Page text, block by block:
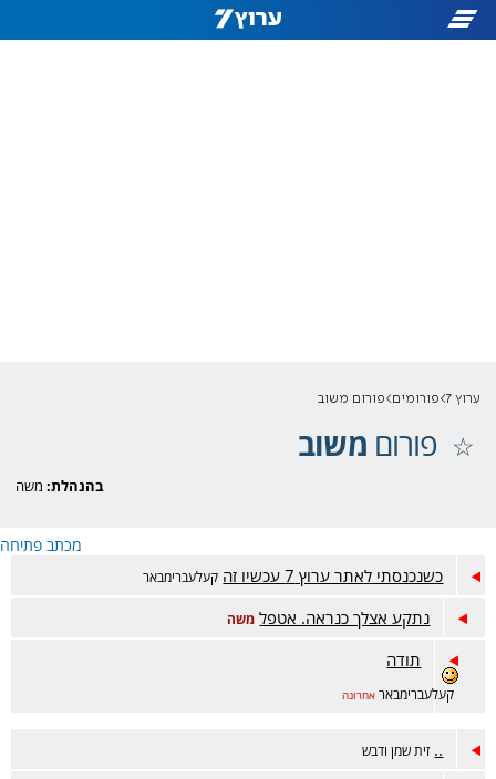
ערוץ 7 פורומים פורום משוב
פורום משוב
בהנהלת: משה
מכתב פתיחה
כשנכנסתי לאתר ערוץ 7 עכשיו זה קעלעברימבאר
נתקע אצלך כנראה. אטפל משה
תודה
קעלעברימבאר אחרונה
.. זית שמן ודבש